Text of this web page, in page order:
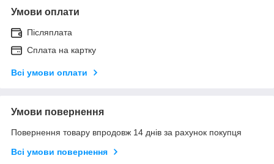
Умови оплати
Післяплата
Сплата на картку
Всі умови оплати
Умови повернення
Повернення товару впродовж 14 днів за рахунок покупця
Всі умови повернення